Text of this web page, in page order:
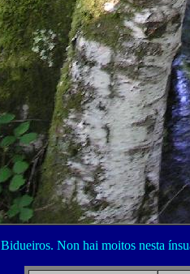
Bidueiros. Non hai moitos nesta